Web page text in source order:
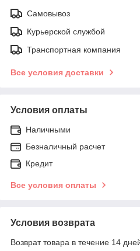
Самовывоз
Курьерской службой
Транспортная компания
Все условия доставки
Условия оплаты
Наличными
Безналичный расчет
Кредит
Все условия оплаты
Условия возврата
Возврат товара в течение 14